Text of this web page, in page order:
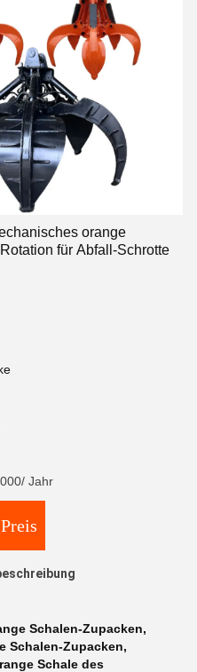
orange
für Abfall-Schrotte
Jahr
Schalen-Zupacken,
Schalen-Zupacken,
Schale des